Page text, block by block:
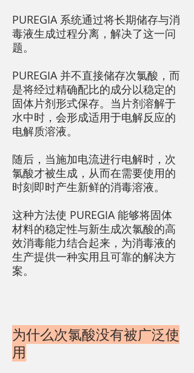
PUREGIA 系统通过将长期储存与消
毒液生成过程分离，解决了这一问
题。
PUREGIA 并不直接储存次氯酸，而
是将经过精确配比的成分以稳定的
固体片剂形式保存。当片剂溶解于
水中时，会形成适用于电解反应的
电解质溶液。
随后，当施加电流进行电解时，次
氯酸才被生成，从而在需要使用的
时刻即时产生新鲜的消毒溶液。
这种方法使 PUREGIA 能够将固体
材料的稳定性与新生成次氯酸的高
效消毒能力结合起来，为消毒液的
生产提供一种实用且可靠的解决方
案。
为什么次氯酸没有被广泛使
用